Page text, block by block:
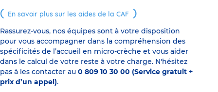
En savoir plus sur les aides de la CAF
Rassurez-vous, nos équipes sont à votre disposition
pour vous accompagner dans la compréhension des
spécificités de l’accueil en micro-crèche et vous aider
dans le calcul de votre reste à votre charge. N'hésitez
pas à les contacter au 0 809 10 30 00 (Service gratuit +
prix d’un appel).